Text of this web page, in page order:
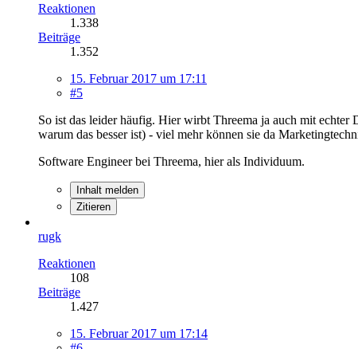
Reaktionen
1.338
Beiträge
1.352
15. Februar 2017 um 17:11
#5
So ist das leider häufig. Hier wirbt Threema ja auch mit
warum das besser ist) - viel mehr können sie da
Software Engineer bei Threema, hier als Individuum.
Inhalt melden
Zitieren
rugk
Reaktionen
108
Beiträge
1.427
15. Februar 2017 um 17:14